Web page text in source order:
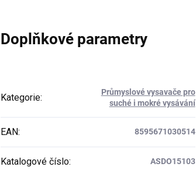
Doplňkové parametry
Kategorie:
Průmyslové vysavače pro
suché i mokré vysávání
EAN: 8595671030514
Katalogové číslo: ASDO15103